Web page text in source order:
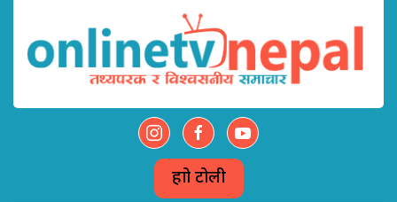
हाम्रो टोली